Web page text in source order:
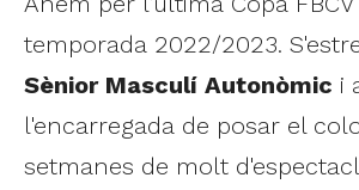
temporada 2022/2023.
Sènior Masculí Autonòmic i
l'encarregada de posar el
setmanes de molt